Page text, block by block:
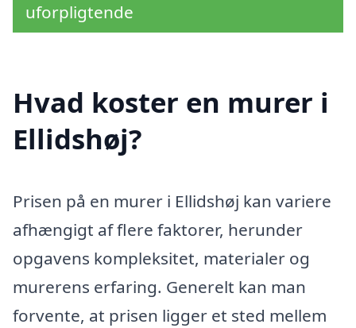
uforpligtende
Hvad koster en murer i
Ellidshøj?
Prisen på en murer i Ellidshøj kan variere
afhængigt af flere faktorer, herunder
opgavens kompleksitet, materialer og
murerens erfaring. Generelt kan man
forvente, at prisen ligger et sted mellem